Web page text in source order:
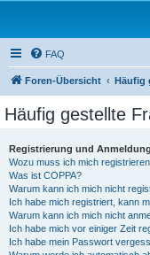
FAQ
Foren-Übersicht Häufig
Häufig gestellte
Registrierung und Anmeldung
Wozu muss ich mich
Was ist COPPA?
Warum kann ich mich nicht
Ich habe mich registriert, kann
Warum kann ich mich nicht
Ich habe mich vor einiger Zeit
Ich habe mein Passwort